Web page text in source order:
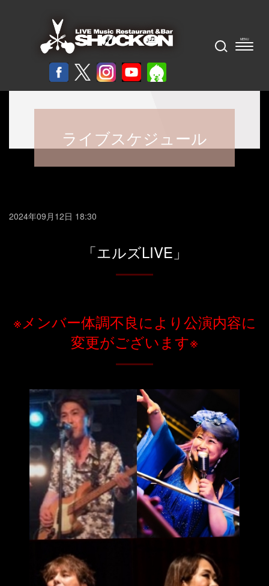
ライブスケジュール
2024年09月12日 18:30
「エルズLIVE」
※メンバー体調不良により公演内容に
変更がございます※